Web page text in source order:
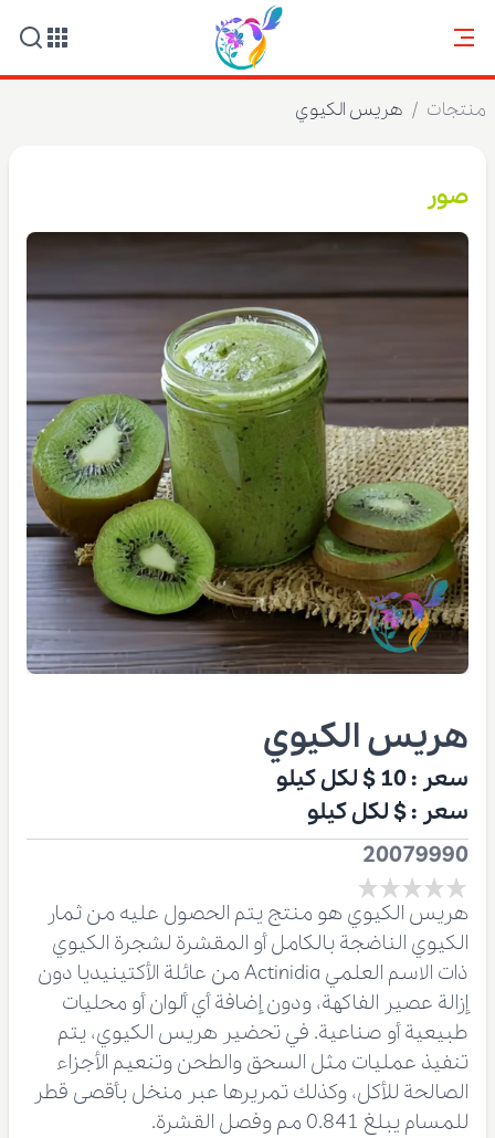
منتجات / هريس الكيوي
صور
هريس الكيوي
سعر :
لكل كيلو
سعر :$لكل كيلو
20079990
هريس الكيوي هو منتج يتم الحصول عليه من ثمار
الكيوي الناضجة بالكامل أو المقشرة لشجرة الكيوي
ذات الاسم العلمي Actinidia من عائلة الأكتينيديا دون
إزالة عصير الفاكهة، ودون إضافة أي ألوان أو محليات
طبيعية أو صناعية. في تحضير هريس الكيوي، يتم
تنفيذ عمليات مثل السحق والطحن وتنعيم الأجزاء
الصالحة للأكل، وكذلك تمريرها عبر منخل بأقصى قطر
للمسام يبلغ 0.841 مم وفصل القشرة.